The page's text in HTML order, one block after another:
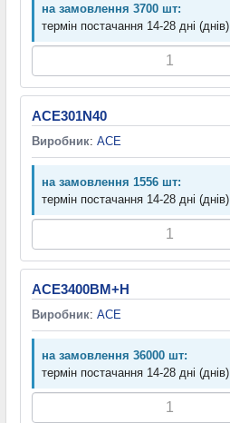
на замовлення 3700 шт:
термін постачання 14-28 дні (днів)
ACE301N40
Виробник: ACE
на замовлення 1556 шт:
термін постачання 14-28 дні (днів)
ACE3400BM+H
Виробник: ACE
на замовлення 36000 шт:
термін постачання 14-28 дні (днів)